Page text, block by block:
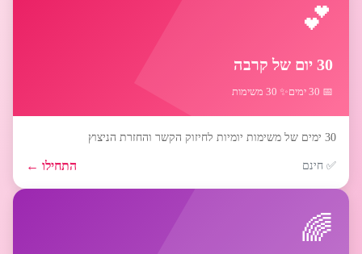
💕
30 יום של קרבה
📅 30 ימים ✨ 30 משימות
30 ימים של משימות יומיות לחיזוק הקשר והחזרת הניצוץ
✅ חינם התחילו ←
🌈